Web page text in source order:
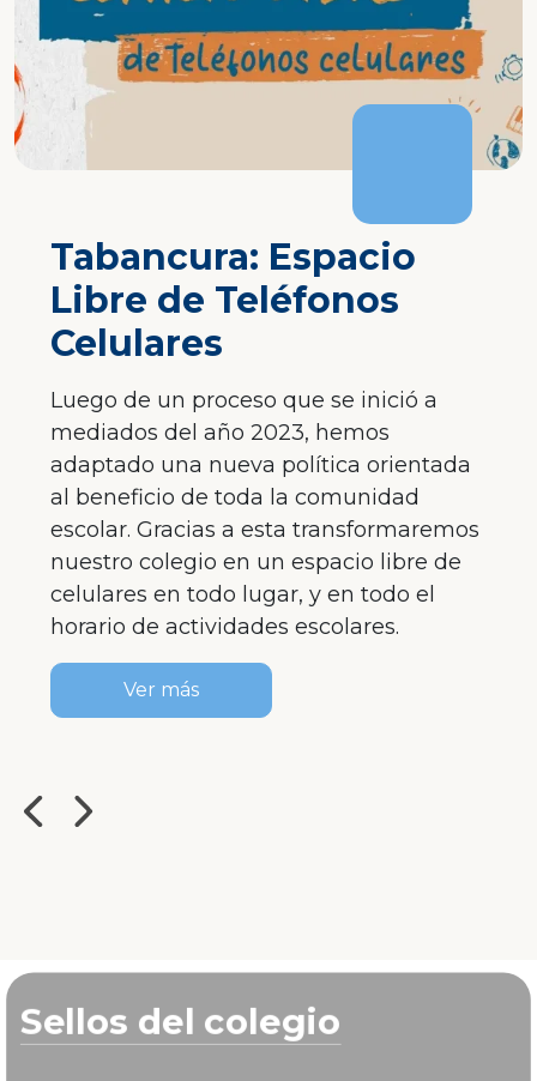
Equipo de
Psicopedagogía y NEE
del colegio
En el siguiente video podrás conocer
cómo trabajan nuestros especialistas en
Necesidades Educativas Especiales
(NEE).
Ver video
Sellos del colegio